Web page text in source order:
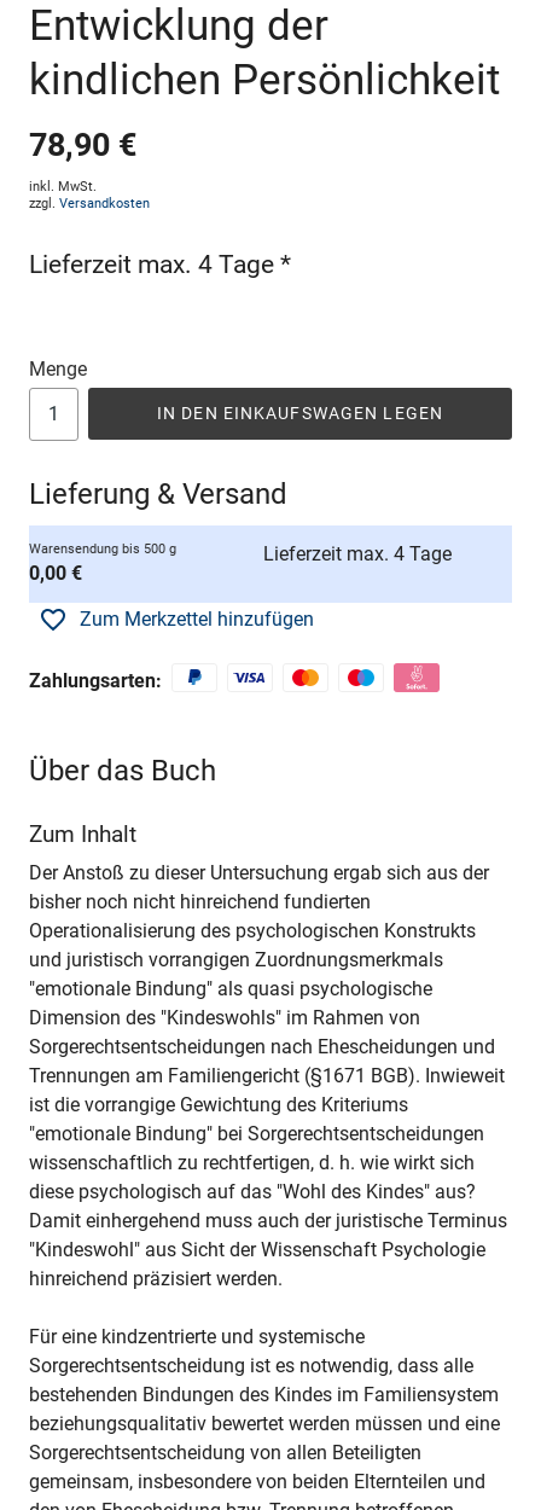
Entwicklung der
kindlichen Persönlichkeit
78,90 €
inkl. MwSt.
zzgl. Versandkosten
Lieferzeit max. 4 Tage *
Menge
IN DEN EINKAUFSWAGEN LEGEN
Lieferung & Versand
Warensendung bis 500 g
0,00 €
Lieferzeit max. 4 Tage
Zum Merkzettel hinzufügen
Zahlungsarten:
Über das Buch
Zum Inhalt
Der Anstoß zu dieser Untersuchung ergab sich aus der
bisher noch nicht hinreichend fundierten
Operationalisierung des psychologischen Konstrukts
und juristisch vorrangigen Zuordnungsmerkmals
"emotionale Bindung" als quasi psychologische
Dimension des "Kindeswohls" im Rahmen von
Sorgerechtsentscheidungen nach Ehescheidungen und
Trennungen am Familiengericht (§1671 BGB). Inwieweit
ist die vorrangige Gewichtung des Kriteriums
"emotionale Bindung" bei Sorgerechtsentscheidungen
wissenschaftlich zu rechtfertigen, d. h. wie wirkt sich
diese psychologisch auf das "Wohl des Kindes" aus?
Damit einhergehend muss auch der juristische Terminus
"Kindeswohl" aus Sicht der Wissenschaft Psychologie
hinreichend präzisiert werden.
Für eine kindzentrierte und systemische
Sorgerechtsentscheidung ist es notwendig, dass alle
bestehenden Bindungen des Kindes im Familiensystem
beziehungsqualitativ bewertet werden müssen und eine
Sorgerechtsentscheidung von allen Beteiligten
gemeinsam, insbesondere von beiden Elternteilen und